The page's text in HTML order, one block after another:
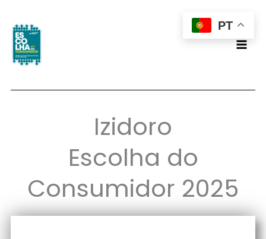
Skip
content
Izidoro
Escolha do
Consumidor 2025
PT